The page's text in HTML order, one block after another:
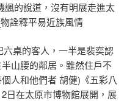
諷的說道，沒有明展走進太
物詮釋平易近族風情
桌的客人，一半是裴奕認
山腰的鄰居。雖然住戶不
人和他們者 胡健)《五彩八
在太原市博物館展開，展